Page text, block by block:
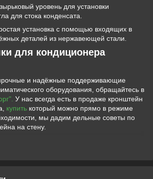
уровень для установки
для стока конденсата.
установка с помощью входящих в
деталей из нержавеющей стали.
для кондиционера
и надёжные поддерживающие
оборудования, обращайтесь в
У нас всегда есть в продаже кронштейн
купить который можно прямо в режиме
мы дадим дельные советы по
на стену.